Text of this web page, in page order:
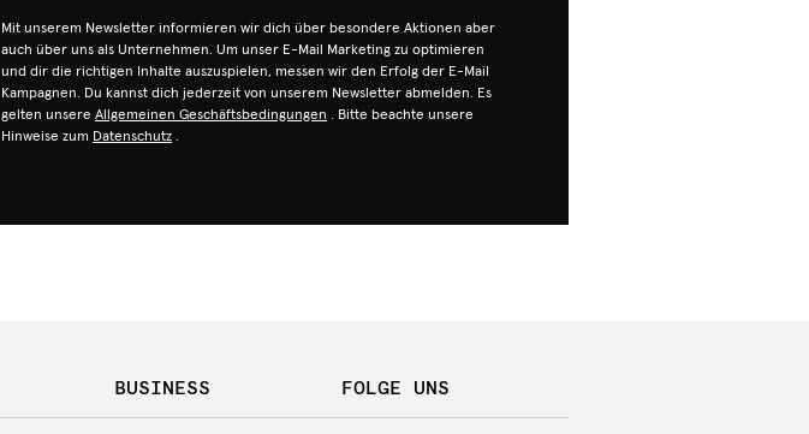
Mit unserem Newsletter informieren wir dich über besondere Aktionen aber
auch über uns als Unternehmen. Um unser E-Mail Marketing zu optimieren
und dir die richtigen Inhalte auszuspielen, messen wir den Erfolg der E-Mail
Kampagnen. Du kannst dich jederzeit von unserem Newsletter abmelden. Es
gelten unsere Allgemeinen Geschäftsbedingungen . Bitte beachte unsere
Hinweise zum Datenschutz .
BUSINESS FOLGE UNS